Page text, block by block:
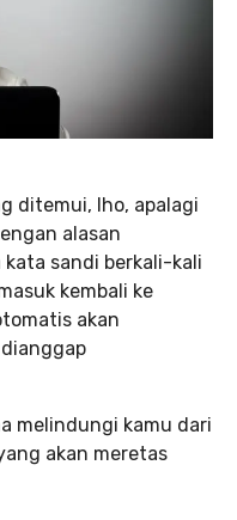
ditemui, lho, apalagi
alasan
kata sandi berkali-kali
kembali ke
akan
melindungi kamu dari
akan meretas